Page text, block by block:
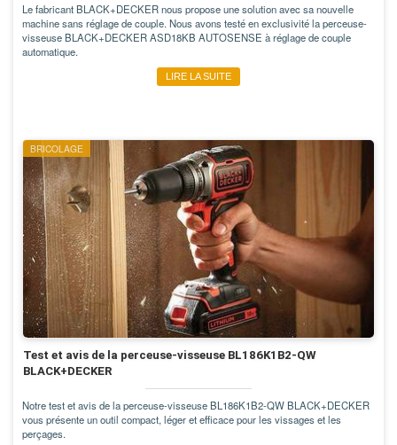
Le fabricant BLACK+DECKER nous propose une solution avec sa nouvelle
machine sans réglage de couple. Nous avons testé en exclusivité la perceuse-
visseuse BLACK+DECKER ASD18KB AUTOSENSE à réglage de couple
automatique.
LIRE LA SUITE
BRICOLAGE
Test et avis de la perceuse-visseuse BL186K1B2-QW
BLACK+DECKER
Notre test et avis de la perceuse-visseuse BL186K1B2-QW BLACK+DECKER
vous présente un outil compact, léger et efficace pour les vissages et les
perçages.